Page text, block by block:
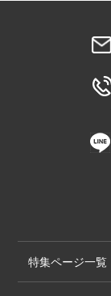
特集ページ一覧